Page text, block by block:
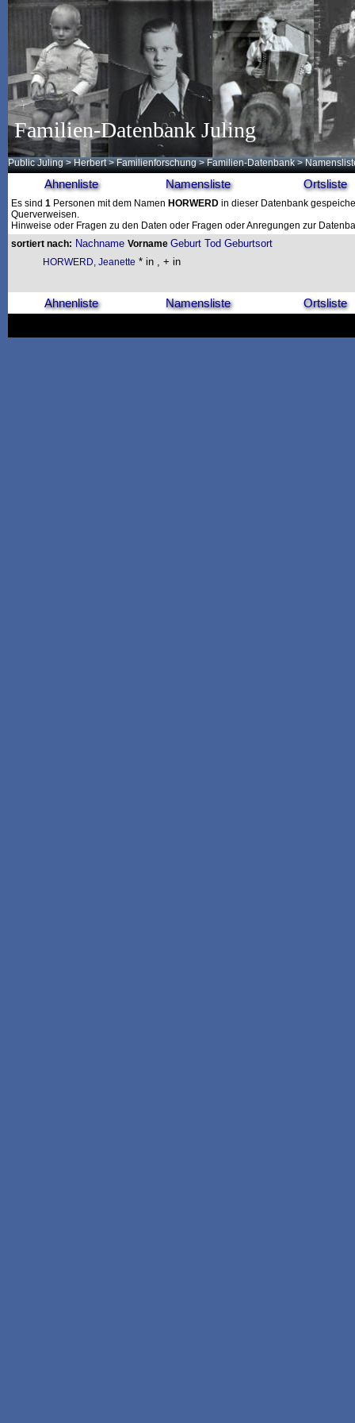
Familien-Datenbank Juling
Public Juling >Herbert >Familienforschung >Familien-Datenbank >
Ahnenliste Namensliste Ortsliste
Es sind 1 Personen mit dem Namen HORWERD in dieser Datenbank
Querverweisen.
Hinweise oder Fragen zu den Daten oder Fragen oder Anregungen zur
sortiert nach: Nachname Vorname Geburt Tod Geburtsort
HORWERD, Jeanette * in , + in
Ahnenliste Namensliste Ortsliste